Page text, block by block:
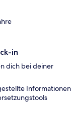
in
dich bei deiner
Informationen